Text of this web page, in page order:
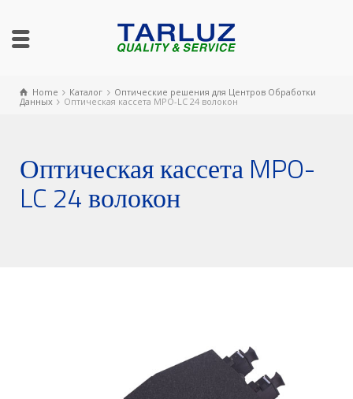
Home Каталог
Оптические решения для Центров Обработки
Данных
Оптическая кассета MPO-LC 24 волокон
Оптическая кассета MPO-
LC 24 волокон